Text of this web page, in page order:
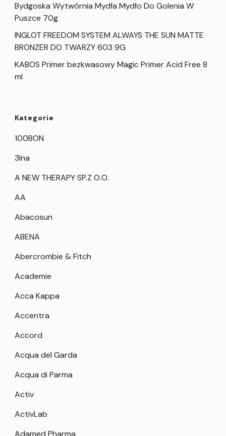
Bydgoska Wytwórnia Mydła Mydło Do Golenia W
Puszce 70g
INGLOT FREEDOM SYSTEM ALWAYS THE SUN MATTE
BRONZER DO TWARZY 603 9G
KABOS Primer bezkwasowy Magic Primer Acid Free 8
ml
Kategorie
100BON
3Ina
A NEW THERAPY SP.Z O.O.
AA
Abacosun
ABENA
Abercrombie & Fitch
Academie
Acca Kappa
Accentra
Accord
Acqua del Garda
Acqua di Parma
Activ
ActivLab
Adamed Pharma